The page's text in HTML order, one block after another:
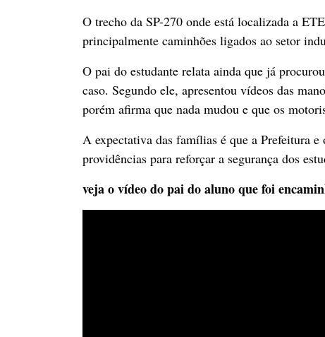
O trecho da SP-270 onde está localizada a
principalmente caminhões ligados ao setor
O pai do estudante relata ainda que já
caso. Segundo ele, apresentou vídeos das
porém afirma que nada mudou e que os
A expectativa das famílias é que a Prefeitura
providências para reforçar a segurança dos
veja o vídeo do pai do aluno que foi